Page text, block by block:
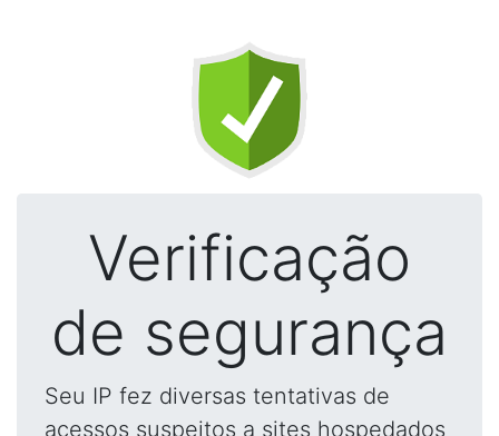
Verificação
de segurança
Seu IP fez diversas tentativas de
acessos suspeitos a sites hospedados